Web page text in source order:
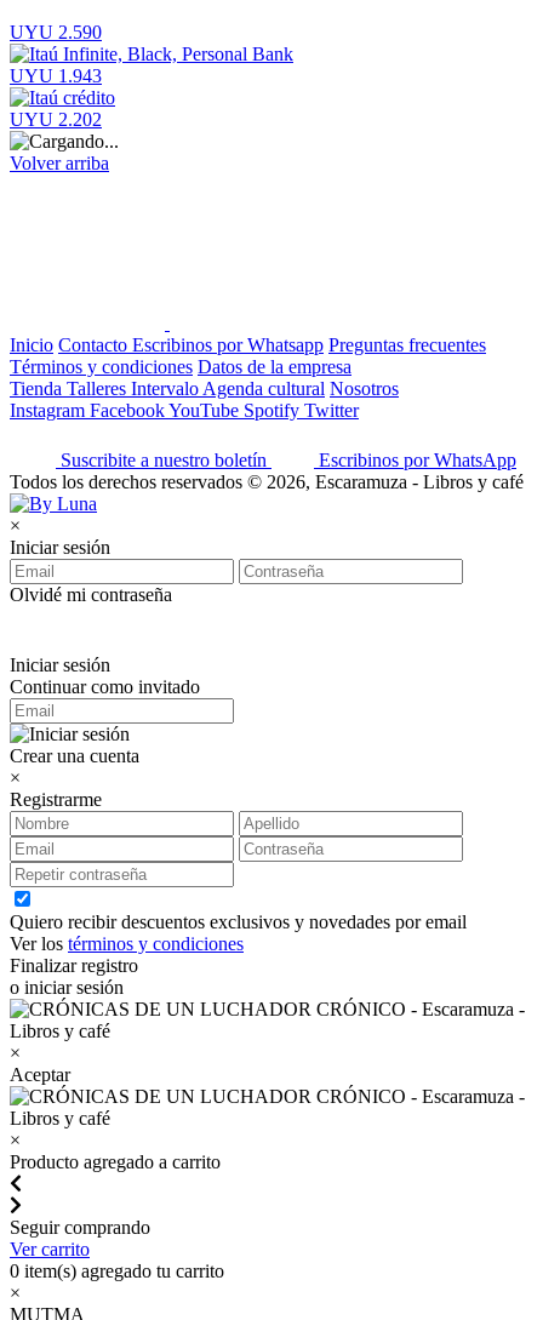
UYU 2.590
UYU 1.943
UYU 2.202
Volver arriba
Inicio Contacto Escribinos por Whatsapp Preguntas frecuentes
Términos y condiciones Datos de la empresa
Tienda Talleres Intervalo Agenda cultural Nosotros
Instagram FacebookYouTube Spotify Twitter
Suscribite a nuestro boletín
Escribinos por WhatsApp
Todos los derechos reservados © 2026, Escaramuza - Libros y café
×
Iniciar sesión
Olvidé mi contraseña
Iniciar sesión
Continuar como invitado
Crear una cuenta
×
Registrarme
Quiero recibir descuentos exclusivos y novedades por email
Ver los términos y condiciones
Finalizar registro
o iniciar sesión
×
Aceptar
×
Producto agregado a carrito
Seguir comprando
Ver carrito
0 item(s) agregado tu carrito
×
MUTMA